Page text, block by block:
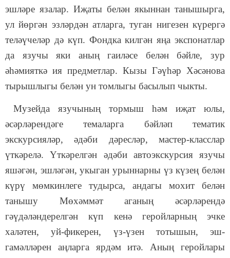
эшләре язалар. Иҗаты белән якыннан танышырга,
ул йөргән эзләрдән атларга, туган нигезен күрергә
теләүчеләр дә күп. Фондка килгән яңа экспонатлар
да язучы яки аның гаиләсе белән бәйле, зур
әһәмияткә ия предметлар. Кызы Гәүһәр Хәсәнова
тырышлыгы белән ун томлыгы басылып чыкты.
Музейда язучының тормыш һәм иҗат юлы,
әсәрләрендәге темаларга бәйләп тематик
экскурсияләр, әдәби дәресләр, мастер-класслар
үткәрелә. Үткәрелгән әдәби автоэкскурсия язучы
яшәгән, эшләгән, укыган урыннарны үз күзең белән
күрү мөмкинлеге тудырса, андагы мохит белән
танышу Мөхәммәт аганың әсәрләрендә
гәүдәләндерелгән күп кенә геройларның эчке
халәтен, уй-фикерен, үз-үзен тотышын, эш-
гамәлләрен аңларга ярдәм итә. Аның геройлары